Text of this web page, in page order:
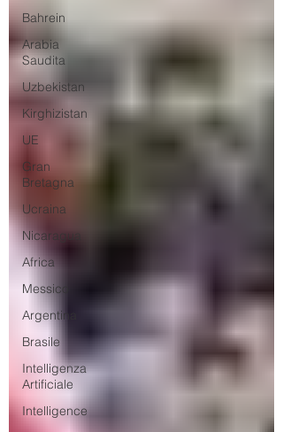
Bahrein
Arabia
Saudita
Uzbekistan
Kirghizistan
UE
Gran
Bretagna
Ucraina
Nicaragua
Africa
Messico
Argentina
Brasile
Intelligenza
Artificiale
Intelligence